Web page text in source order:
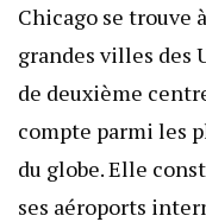
Chicago se trouve
grandes villes des
de deuxième
compte parmi les
du globe. Elle
ses aéroports